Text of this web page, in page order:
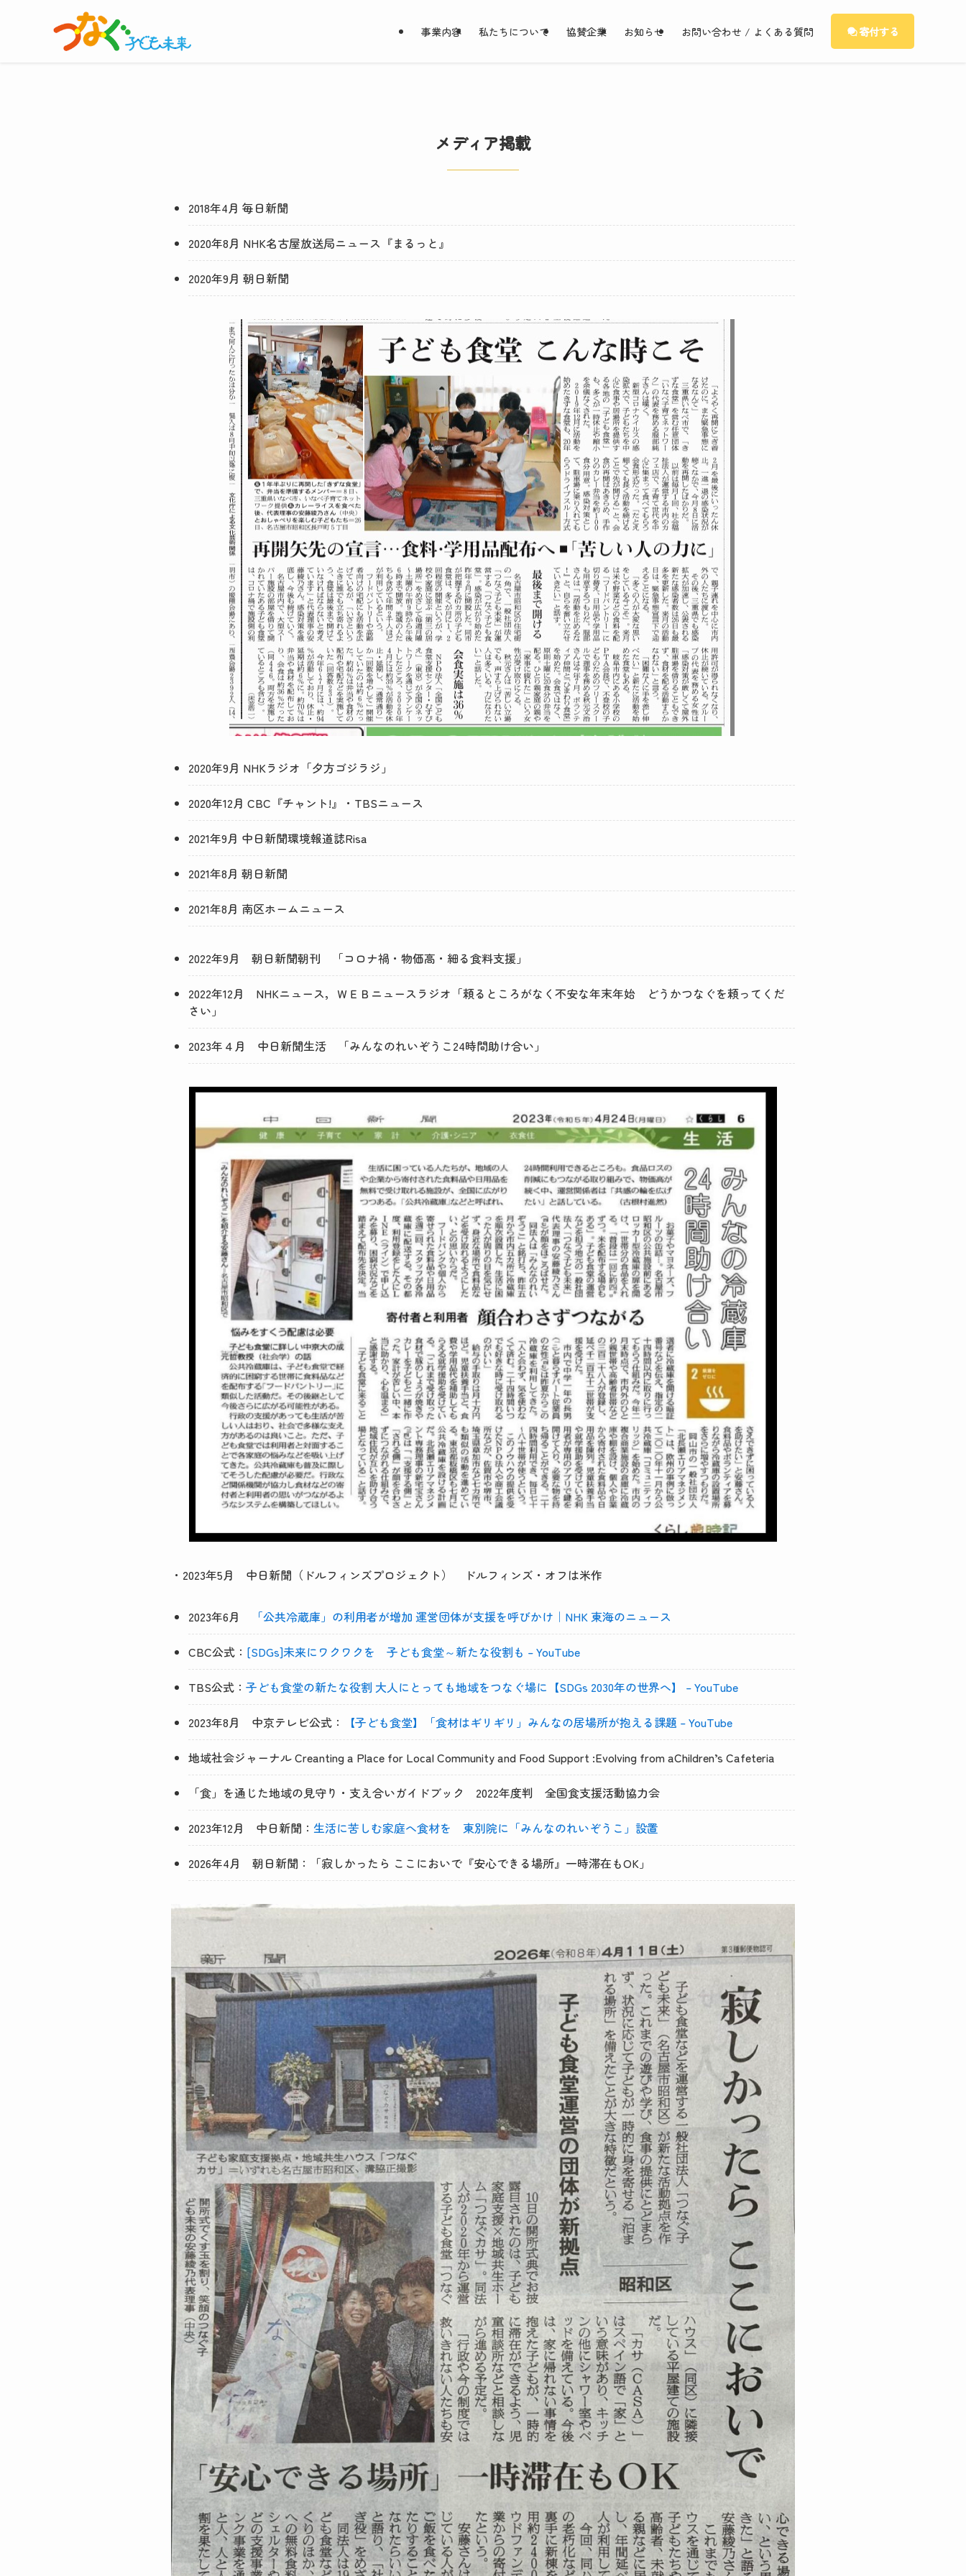
事業内容 私たちについて 協賛企業 お知らせ お問い合わせ / よくある質問 寄付する
メディア掲載
2018年4月 毎日新聞
2020年8月 NHK名古屋放送局ニュース『まるっと』
2020年9月 朝日新聞
2020年9月 NHKラジオ「夕方ゴジラジ」
2020年12月 CBC『チャント!』・TBSニュース
2021年9月 中日新聞環境報道誌Risa
2021年8月 朝日新聞
2021年8月 南区ホームニュース
2022年9月 朝日新聞朝刊 「コロナ禍・物価高・細る食料支援」
2022年12月 NHKニュース，ＷＥＢニュースラジオ「頼るところがなく不安な年末年始 どうかつなぐを頼ってくだ
さい」
2023年４月 中日新聞生活 「みんなのれいぞうこ24時間助け合い」
・2023年5月 中日新聞（ドルフィンズプロジェクト） ドルフィンズ・オフは米作
2023年6月 「公共冷蔵庫」の利用者が増加 運営団体が支援を呼びかけ｜NHK 東海のニュース
CBC公式： [SDGs]未来にワクワクを 子ども食堂～新たな役割も – YouTube
TBS公式： 子ども食堂の新たな役割 大人にとっても地域をつなぐ場に【SDGs 2030年の世界へ】 – YouTube
2023年8月 中京テレビ公式： 【子ども食堂】「食材はギリギリ」みんなの居場所が抱える課題 – YouTube
地域社会ジャーナル Creanting a Place for Local Community and Food Support :Evolving from aChildren’s Cafeteria
「食」を通じた地域の見守り・支え合いガイドブック 2022年度判 全国食支援活動協力会
2023年12月 中日新聞： 生活に苦しむ家庭へ食材を 東別院に「みんなのれいぞうこ」設置
2026年4月 朝日新聞：「寂しかったら ここにおいで『安心できる場所』一時滞在もOK」